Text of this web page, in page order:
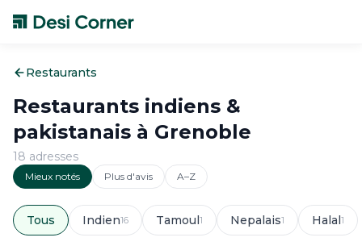
Restaurants
Restaurants indiens &
pakistanais à Grenoble
18 adresses
Mieux notés Plus d'avis A–Z
Tous Indien16 Tamoul1 Nepalais1 Halal1